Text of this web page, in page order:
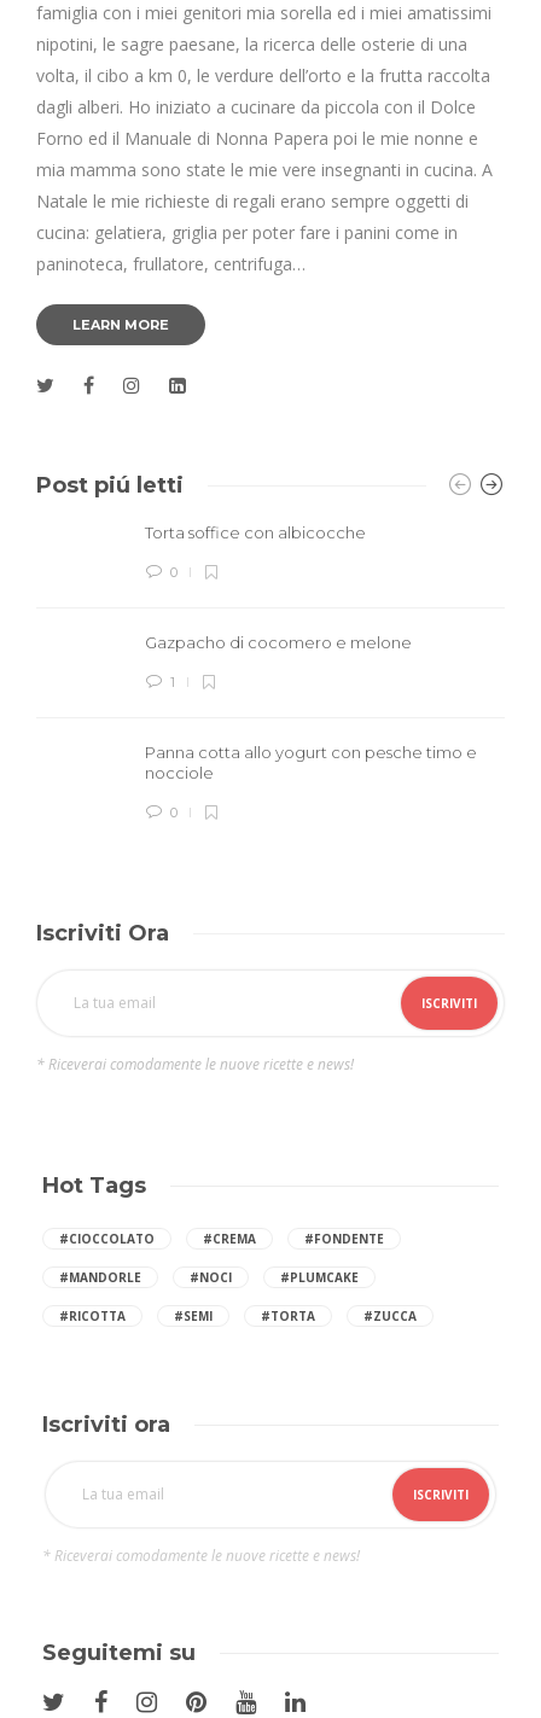
famiglia con i miei genitori mia sorella ed i miei amatissimi
nipotini, le sagre paesane, la ricerca delle osterie di una
volta, il cibo a km 0, le verdure dell’orto e la frutta raccolta
dagli alberi. Ho iniziato a cucinare da piccola con il Dolce
Forno ed il Manuale di Nonna Papera poi le mie nonne e
mia mamma sono state le mie vere insegnanti in cucina. A
Natale le mie richieste di regali erano sempre oggetti di
cucina: gelatiera, griglia per poter fare i panini come in
paninoteca, frullatore, centrifuga…
LEARN MORE
Post piú letti
Torta soffice con albicocche
0
Gazpacho di cocomero e melone
1
Panna cotta allo yogurt con pesche timo e
nocciole
0
Iscriviti Ora
* Riceverai comodamente le nuove ricette e news!
Hot Tags
#CIOCCOLATO #CREMA #FONDENTE
#MANDORLE #NOCI #PLUMCAKE
#RICOTTA #SEMI #TORTA #ZUCCA
Iscriviti ora
* Riceverai comodamente le nuove ricette e news!
Seguitemi su